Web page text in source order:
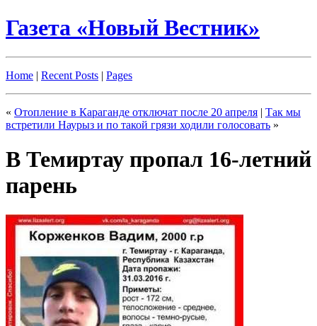
Газета «Новый Вестник»
Home | Recent Posts | Pages
« Отопление в Караганде отключат после 20 апреля | Так мы
встретили Наурыз и по такой грязи ходили голосовать »
В Темиртау пропал 16-летний
парень